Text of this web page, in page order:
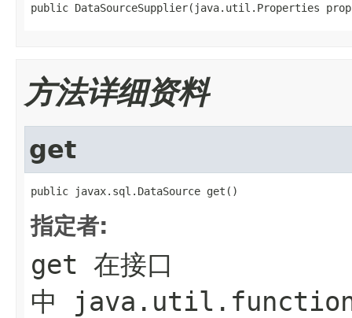
public DataSourceSupplier(java.util.Properties
方法详细资料
get
public javax.sql.DataSource get()
指定者:
get 在接口
中